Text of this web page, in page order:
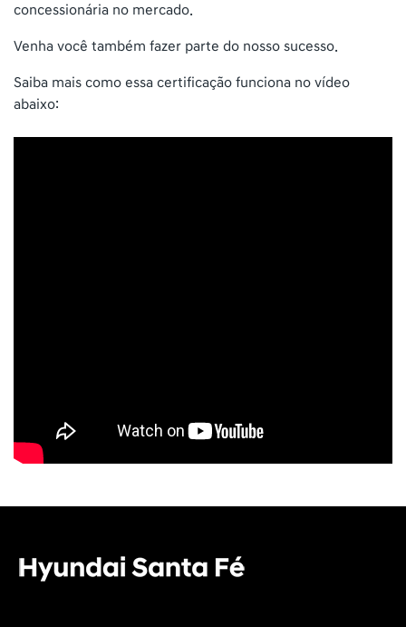
concessionária no mercado.
Venha você também fazer parte do nosso sucesso.
Saiba mais como essa certificação funciona no vídeo
abaixo: